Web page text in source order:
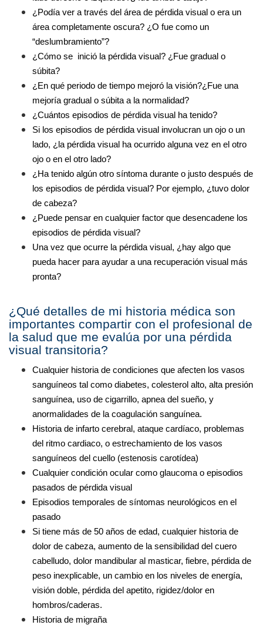
¿Podía ver a través del área de pérdida visual o era un
área completamente oscura? ¿O fue como un
“deslumbramiento”?
¿Cómo se  inició la pérdida visual? ¿Fue gradual o
súbita?
¿En qué periodo de tiempo mejoró la visión?¿Fue una
mejoría gradual o súbita a la normalidad?
¿Cuántos episodios de pérdida visual ha tenido?
Si los episodios de pérdida visual involucran un ojo o un
lado, ¿la pérdida visual ha ocurrido alguna vez en el otro
ojo o en el otro lado?
¿Ha tenido algún otro síntoma durante o justo después de
los episodios de pérdida visual? Por ejemplo, ¿tuvo dolor
de cabeza?
¿Puede pensar en cualquier factor que desencadene los
episodios de pérdida visual?
Una vez que ocurre la pérdida visual, ¿hay algo que
pueda hacer para ayudar a una recuperación visual más
pronta?
¿Qué detalles de mi historia médica son
importantes compartir con el profesional de
la salud que me evalúa por una pérdida
visual transitoria?
Cualquier historia de condiciones que afecten los vasos
sanguíneos tal como diabetes, colesterol alto, alta presión
sanguínea, uso de cigarrillo, apnea del sueño, y
anormalidades de la coagulación sanguínea.
Historia de infarto cerebral, ataque cardíaco, problemas
del ritmo cardiaco, o estrechamiento de los vasos
sanguíneos del cuello (estenosis carotídea)
Cualquier condición ocular como glaucoma o episodios
pasados de pérdida visual
Episodios temporales de síntomas neurológicos en el
pasado
Si tiene más de 50 años de edad, cualquier historia de
dolor de cabeza, aumento de la sensibilidad del cuero
cabelludo, dolor mandibular al masticar, fiebre, pérdida de
peso inexplicable, un cambio en los niveles de energía,
visión doble, pérdida del apetito, rigidez/dolor en
hombros/caderas.
Historia de migraña